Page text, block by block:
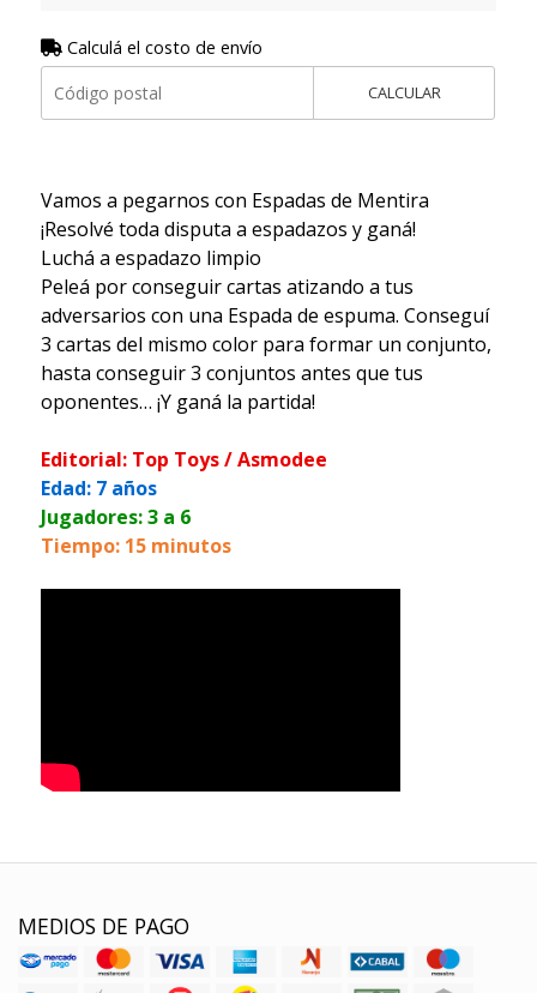
Calculá el costo de envío
CALCULAR
Vamos a pegarnos con Espadas de Mentira
¡Resolvé toda disputa a espadazos y ganá!
Luchá a espadazo limpio
Peleá por conseguir cartas atizando a tus
adversarios con una Espada de espuma. Conseguí
3 cartas del mismo color para formar un conjunto,
hasta conseguir 3 conjuntos antes que tus
oponentes… ¡Y ganá la partida!
Editorial: Top Toys / Asmodee
Edad: 7 años
Jugadores: 3 a 6
Tiempo: 15 minutos
MEDIOS DE PAGO